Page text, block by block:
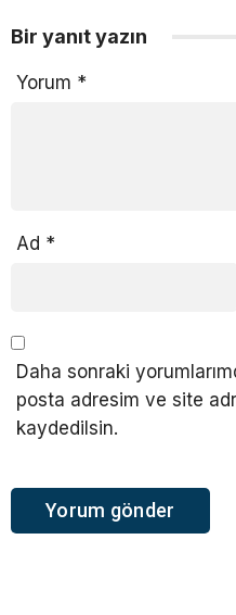
Bir yanıt yazın
Yorum *
Ad *
Daha sonraki
posta adresim ve site
kaydedilsin.